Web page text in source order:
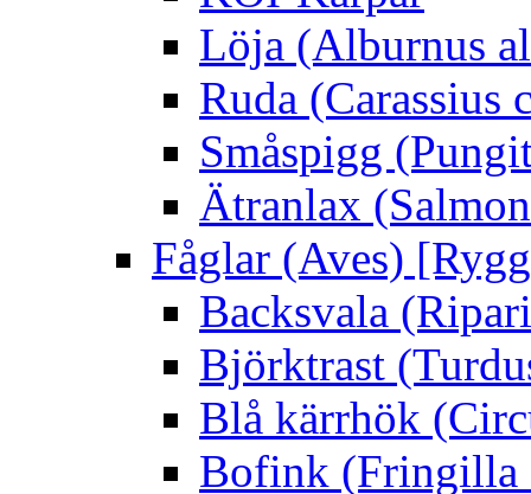
Löja (Alburnus
Ruda (Carassius
Småspigg
Ätranlax
Fåglar (Aves)
Backsvala
Björktrast
Blå kärrhök
Bofink (Fringilla